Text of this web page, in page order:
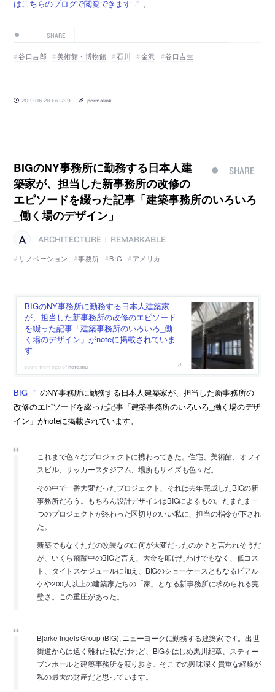
はこちらのブログで閲覧できます 。
SHARE
谷口吉郎 美術館・博物館 石川 金沢 谷口吉生
2019.06.28 Fri 17:19 permalink
SHARE
BIGのNY事務所に勤務する日本人建
築家が、担当した新事務所の改修の
エピソードを綴った記事「建築事務所のいろいろ
_働く場のデザイン」
ARCHITECTURE
REMARKABLE
リノベーション
事務所 BIG アメリカ
BIGのNY事務所に勤務する日本人建築家
が、担当した新事務所の改修のエピソード
を綴った記事「建築事務所のいろいろ_働
く場のデザイン」がnoteに掲載されていま
す
note.mu
BIG
のNY事務所に勤務する日本人建築家が、担当した新事務所の
改修のエピソードを綴った記事「建築事務所のいろいろ_働く場のデザ
イン」がnoteに掲載されています。
これまで色々なプロジェクトに携わってきた。住宅、美術館、オフィ
スビル、サッカースタジアム、場所もサイズも色々だ。
その中で一番大変だったプロジェクト、それは去年完成したBIGの新
事務所だろう。もちろん設計デザインはBIGによるもの。たまたま一
つのプロジェクトが終わった区切りのいい私に、担当の指令が下され
た。
新築でもなくただの改装なのに何が大変だったのか？と言われそうだ
が、いくら飛躍中のBIGと言え、大金を叩けたわけでもなく、低コス
ト、タイトスケジュールに加え、BIGのショーケースともなるビアル
ケや200人以上の建築家たちの「家」となる新事務所に求められる完
璧さ。この重圧があった。
Bjarke Ingels Group (BIG), ニューヨークに勤務する建築家です。出世
街道からは遠く離れた私だけれど、BIGをはじめ黒川紀章、スティー
ブンホールと建築事務所を渡り歩き、そこでの興味深く貴重な経験が
私の最大の財産だと思っています。